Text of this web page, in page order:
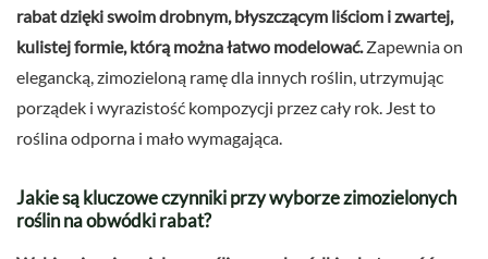
rabat dzięki swoim drobnym, błyszczącym liściom i zwartej,
kulistej formie, którą można łatwo modelować. Zapewnia on
elegancką, zimozieloną ramę dla innych roślin, utrzymując
porządek i wyrazistość kompozycji przez cały rok. Jest to
roślina odporna i mało wymagająca.
Jakie są kluczowe czynniki przy wyborze zimozielonych
roślin na obwódki rabat?